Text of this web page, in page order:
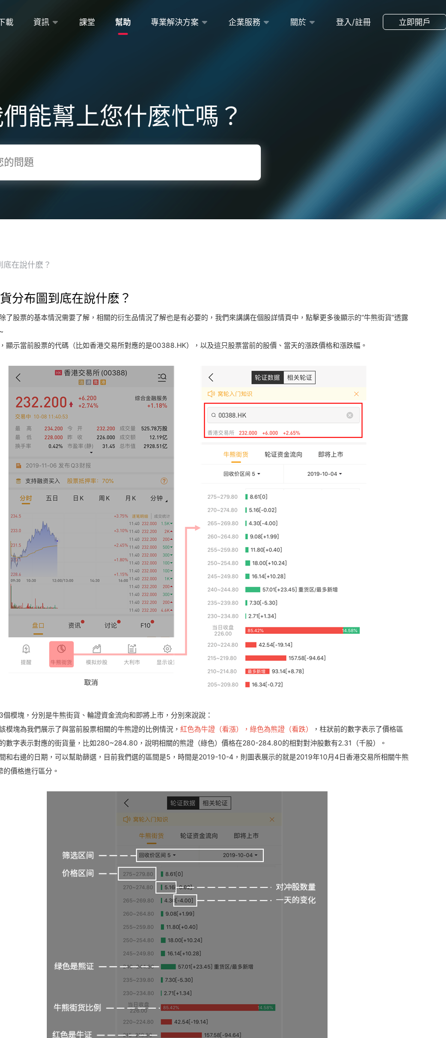
載 資訊 課堂 幫助 專業解決方案 企業服務 關於 登入/註冊 立即開戶
能幫上您什麼忙嗎？
在說什麽？
分布圖到底在說什麽？
了股票的基本情況需要了解，相關的衍生品情況了解也是有必要的，我們來講講在個股詳情頁中，點擊更多後顯示的“牛熊街貨”透露
顯示當前股票的代碼（比如香港交易所對應的是00388.HK），以及這只股票當前的股價、當天的漲跌價格和漲跌幅。
個模塊，分別是牛熊街貨、輪證資金流向和即將上市，分別來說說：
模塊為我們展示了與當前股票相關的牛熊證的比例情況， 紅色為牛證（看漲），綠色為熊證（看跌）
，柱狀前的數字表示了價格區
數字表示對應的街貨量，比如280~284.80，說明相關的熊證（綠色）價格在280-284.80的相對對沖股數有2.31（千股）。
和右邊的日期，可以幫助篩選，目前我們選的區間是5，時間是2019-10-4，則圖表展示的就是2019年10月4日香港交易所相關牛熊
價格進行區分。